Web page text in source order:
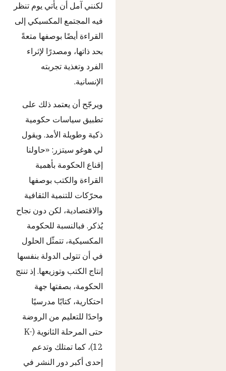
لكنني آمل أن يأتي يوم تنظر
فيه المجتمع المكسيكي إلى
القراءة أيضًا بوصفها متعةً
بحد ذاتها، ومصدرًا لإثراء
الفرد وتغذية تجربته
الإنسانية.
ويرجّح أن يعتمد ذلك على
تطبيق سياسات حكومية
ذكية وطويلة الأمد. ويقول
لي هوغو سيتزر: «حاولنا
إقناع الحكومة بأهمية
القراءة والكتب بوصفها
محرّكات للتنمية الثقافية
والاقتصادية، لكن دون نجاح
يُذكر. فبالنسبة للحكومة
المكسيكية، تتمثّل الحلول
في أن تتولى الدولة بنفسها
إنتاج الكتب وتوزيعها. إذ تنتج
الحكومة، بصفتها جهة
احتكارية، كتابًا مدرسيًا
واحدًا للتعليم من الروضة
حتى المرحلة الثانوية (K-
12)، كما تمتلك وتدعم
إحدى أكبر دور النشر في